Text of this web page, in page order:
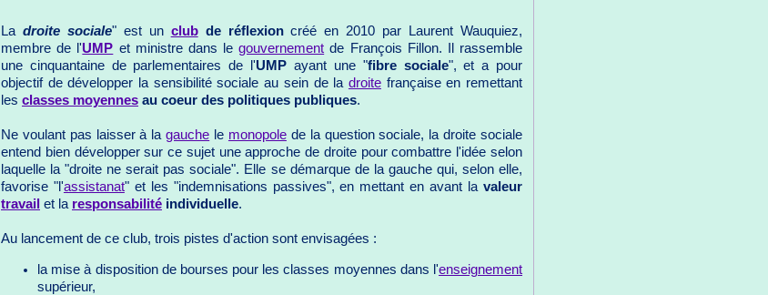
La droite sociale" est un clubde réflexioncréé en 2010 par Laurent Wauquiez,
membre de l'UMP et ministre dans legouvernement de François Fillon. Il rassemble
une cinquantaine de parlementaires de l'UMP ayant une "fibre sociale", et a pour
objectif de développer la sensibilité sociale au sein de la droitefrançaise en remettant
les classes moyennes au coeur des politiques publiques.
Ne voulant pas laisser à lagauche le monopolede la question sociale, la droite sociale
entend bien développer sur ce sujet une approche de droite pour combattre l'idée selon
laquelle la "droite ne serait pas sociale". Elle se démarque de la gauche qui, selon elle,
favorise "l'assistanat" et les "indemnisations passives", en mettant en avant lavaleur
travail et la responsabilité individuelle.
Au lancement de ce club, trois pistes d'action sont envisagées :
la mise à disposition de bourses pour les classes moyennes dans l'enseignement
supérieur,